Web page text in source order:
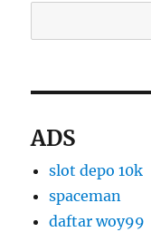
ADS
slot depo 10k
spaceman
daftar woy99